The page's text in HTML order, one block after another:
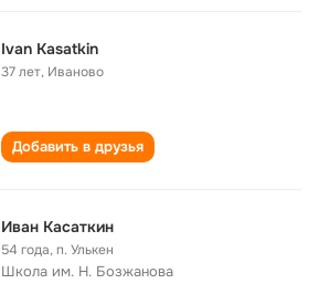
Ivan Kasatkin
37 лет, Иваново
Добавить в друзья
Иван Касаткин
54 года,п. Улькен
Школа им. Н. Бозжанова